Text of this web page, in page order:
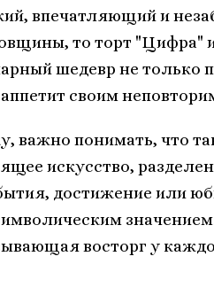
впечатляющий и
то торт "Цифра"
шедевр не только
своим
важно понимать, что
искусство,
достижение или
восторг у